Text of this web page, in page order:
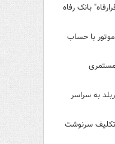
بانک رفاه
با حساب
مستمری
به سراسر
سرنوشت